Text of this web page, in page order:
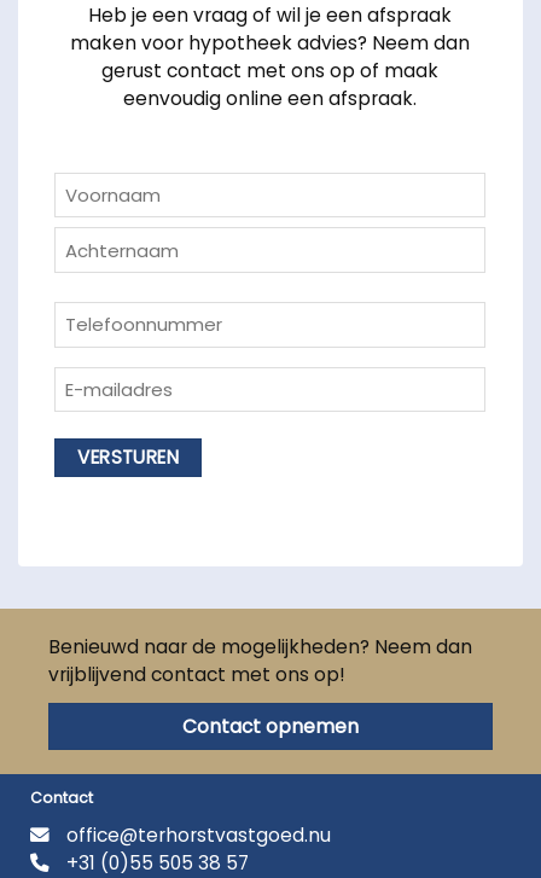
Heb je een vraag of wil je een afspraak
maken voor hypotheek advies? Neem dan
gerust contact met ons op of maak
eenvoudig online een afspraak.
(Vereist)
Voornaam
(Vereist)
mailadres
Benieuwd naar de mogelijkheden? Neem dan
vrijblijvend contact met ons op!
Contact opnemen
Contact
office@terhorstvastgoed.nu
+31 (0)55 505 38 57